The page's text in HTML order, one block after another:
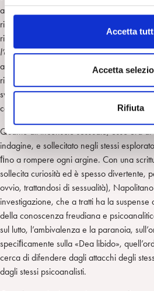
l
c
o
n
s
e
n
s
Accetta
Accetta
Rifiuta
alla storia del pensiero scientiﬁco e
rivela così, tra le pieghe delle dinamiche
ritmi, scansioni e ripetizioni, i «sussurri del
l’amour de la psychanalyse», rendendoci
affettivo dei «sedotti» che entravano a far
ristretta, o delle proteste di «chi, armato
svincolarsi, costi quel che costa,
confronti del professor Freud o di chi si
Quanto all’inconscio sessuale, esso era
indagine, e sollecitato negli stessi
ﬁno a rompere ogni argine. Con una
sollecita curiosità ed è spesso divertente,
ovvio, trattandosi di sessualità),
investigazione, che a tratti ha la
della conoscenza freudiana e
sul lutto, l’ambivalenza e la paranoia,
speciﬁcamente sulla «Dea libido»,
cerca di difendere dagli attacchi degli
dagli stessi psicoanalisti.